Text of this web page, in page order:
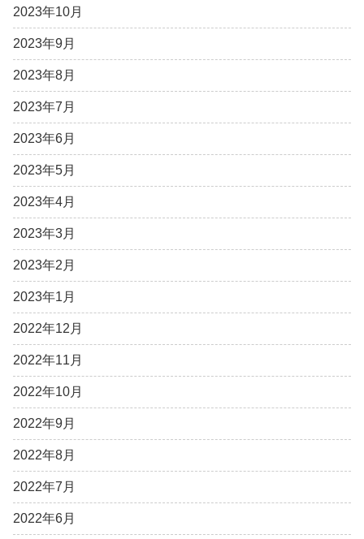
2023年10月
2023年9月
2023年8月
2023年7月
2023年6月
2023年5月
2023年4月
2023年3月
2023年2月
2023年1月
2022年12月
2022年11月
2022年10月
2022年9月
2022年8月
2022年7月
2022年6月